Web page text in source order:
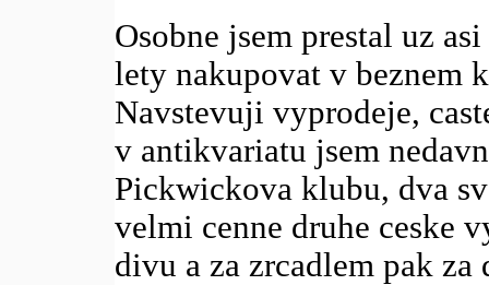
Osobne jsem prestal uz
lety nakupovat v beznem
Navstevuji vyprodeje,
v antikvariatu jsem
Pickwickova klubu, dva
velmi cenne druhe ceske
divu a za zrcadlem pak za